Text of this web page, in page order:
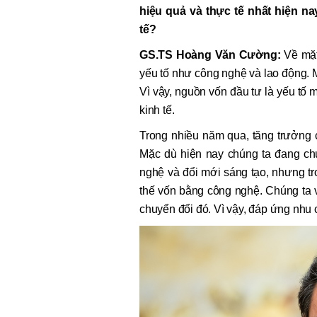
hiệu quả và thực tế nhất hiện
tế?
GS.TS Hoàng Văn Cường: Về
yếu tố như công nghệ và lao động.
Vì vậy, nguồn vốn đầu tư là yếu tố
kinh tế.
Trong nhiều năm qua, tăng
Mặc dù hiện nay chúng ta đang
nghệ và đổi mới sáng tạo, nhưng
thế vốn bằng công nghệ. Chúng
chuyển đổi đó. Vì vậy, đáp ứng nhu